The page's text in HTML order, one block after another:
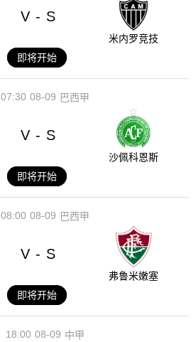
V - S
米内罗竞技
即将开始
08-09
07:30 巴西甲
V - S
沙佩科恩斯
即将开始
08-09
08:00 巴西甲
V - S
弗鲁米嫩塞
即将开始
08-09
18:00 中甲